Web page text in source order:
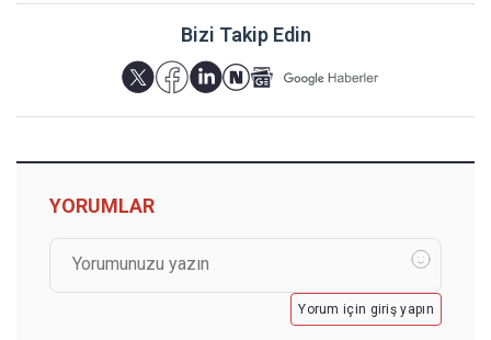
Bizi Takip Edin
YORUMLAR
Yorum için giriş yapın